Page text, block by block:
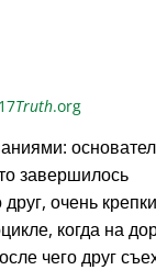
Truth.org
завершилось
очень
когда на
чего друг